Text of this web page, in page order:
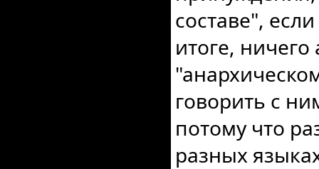
составе",
итоге,
говорить с
потому что
разных